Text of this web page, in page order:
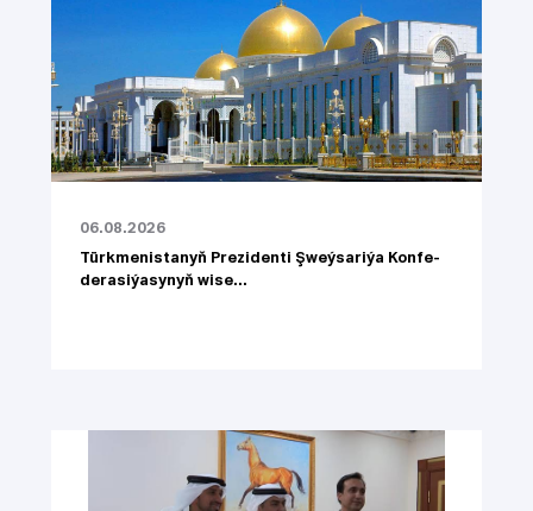
06.08.2026
Türk­me­nis­ta­nyň Prezidenti Şweý­sa­ri­ýa Kon­fe­
de­ra­si­ýa­sy­nyň wi­se...